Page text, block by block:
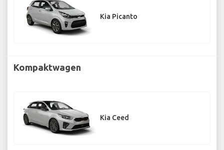
Kia Picanto
Kompaktwagen
Kia Ceed